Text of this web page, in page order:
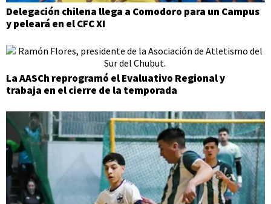
Delegación chilena llega a Comodoro para un Campus
y peleará en el CFC XI
La AASCh reprogramó el Evaluativo Regional y
trabaja en el cierre de la temporada